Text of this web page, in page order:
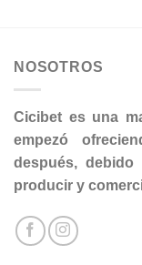
NOSOTROS
Cicibet es una
empezó
después, debido
producir y